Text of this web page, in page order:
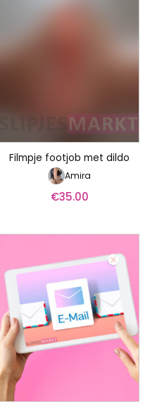
Filmpje footjob met dildo
Amira
€35.00